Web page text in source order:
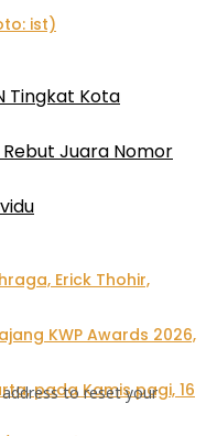
Tingkat Kota
Rebut Juara Nomor
to reset your